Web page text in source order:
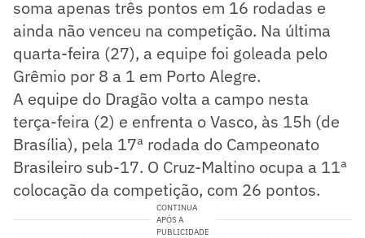
soma apenas três pontos em 16 rodadas e
ainda não venceu na competição. Na última
quarta-feira (27), a equipe foi goleada pelo
Grêmio por 8 a 1 em Porto Alegre.
A equipe do Dragão volta a campo nesta
terça-feira (2) e enfrenta o Vasco, às 15h (de
Brasília), pela 17ª rodada do Campeonato
Brasileiro sub-17. O Cruz-Maltino ocupa a 11ª
colocação da competição, com 26 pontos.
CONTINUA
APÓS A
PUBLICIDADE